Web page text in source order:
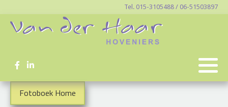
Tel. 015-3105488 / 06-51503897
Fotoboek Home